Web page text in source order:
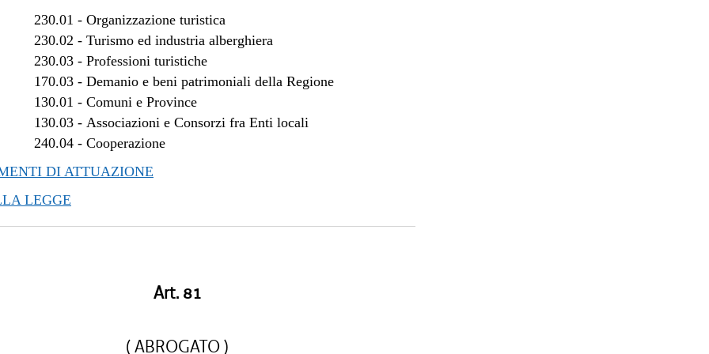
al 28/03/2018
2017 al 04/01/2018
2017 al 10/11/2017
2017 al 08/11/2017
2017 al 09/08/2017
2017 al 17/05/2017
2017 al 14/04/2017
al 08/01/2017
230.01 -Organizzazione turistica
230.02 -Turismo ed industria alberghiera
230.03 -Professioni turistiche
170.03 -Demanio e beni patrimoniali della Regione
130.01 -Comuni e Province
130.03 -Associazioni e Consorzi fra Enti locali
240.04 -Cooperazione
DI ATTUAZIONE
LEGGE
Art. 81
( ABROGATO )